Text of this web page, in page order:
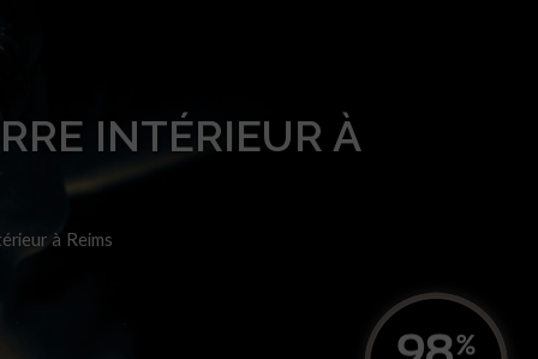
INTÉRIEUR À
à Reims